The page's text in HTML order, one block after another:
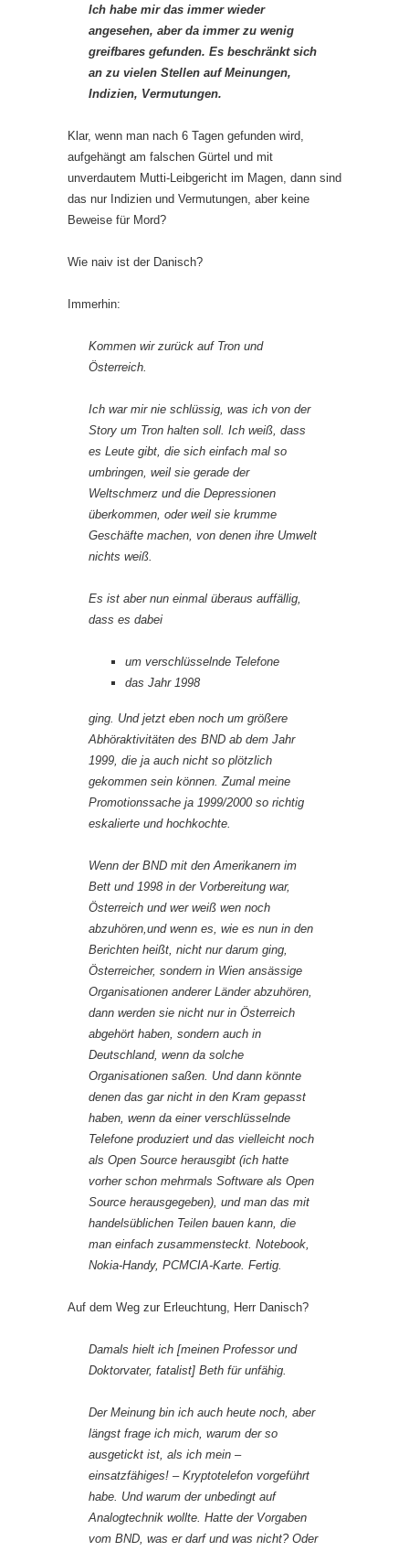
Ich habe mir das immer wieder
angesehen, aber da immer zu wenig
greifbares gefunden. Es beschränkt sich
an zu vielen Stellen auf Meinungen,
Indizien, Vermutungen.
Klar, wenn man nach 6 Tagen gefunden wird,
aufgehängt am falschen Gürtel und mit
unverdautem Mutti-Leibgericht im Magen, dann sind
das nur Indizien und Vermutungen, aber keine
Beweise für Mord?
Wie naiv ist der Danisch?
Immerhin:
Kommen wir zurück auf Tron und
Österreich.
Ich war mir nie schlüssig, was ich von der
Story um Tron halten soll. Ich weiß, dass
es Leute gibt, die sich einfach mal so
umbringen, weil sie gerade der
Weltschmerz und die Depressionen
überkommen, oder weil sie krumme
Geschäfte machen, von denen ihre Umwelt
nichts weiß.
Es ist aber nun einmal überaus auffällig,
dass es dabei
um verschlüsselnde Telefone
das Jahr 1998
ging. Und jetzt eben noch um größere
Abhöraktivitäten des BND ab dem Jahr
1999, die ja auch nicht so plötzlich
gekommen sein können. Zumal meine
Promotionssache ja 1999/2000 so richtig
eskalierte und hochkochte.
Wenn der BND mit den Amerikanern im
Bett und 1998 in der Vorbereitung war,
Österreich und wer weiß wen noch
abzuhören,und wenn es, wie es nun in den
Berichten heißt, nicht nur darum ging,
Österreicher, sondern in Wien ansässige
Organisationen anderer Länder abzuhören,
dann werden sie nicht nur in Österreich
abgehört haben, sondern auch in
Deutschland, wenn da solche
Organisationen saßen. Und dann könnte
denen das gar nicht in den Kram gepasst
haben, wenn da einer verschlüsselnde
Telefone produziert und das vielleicht noch
als Open Source herausgibt (ich hatte
vorher schon mehrmals Software als Open
Source herausgegeben), und man das mit
handelsüblichen Teilen bauen kann, die
man einfach zusammensteckt. Notebook,
Nokia-Handy, PCMCIA-Karte. Fertig.
Auf dem Weg zur Erleuchtung, Herr Danisch?
Damals hielt ich [meinen Professor und
Doktorvater, fatalist] Beth für unfähig.
Der Meinung bin ich auch heute noch, aber
längst frage ich mich, warum der so
ausgetickt ist, als ich mein –
einsatzfähiges! – Kryptotelefon vorgeführt
habe. Und warum der unbedingt auf
Analogtechnik wollte. Hatte der Vorgaben
vom BND, was er darf und was nicht? Oder